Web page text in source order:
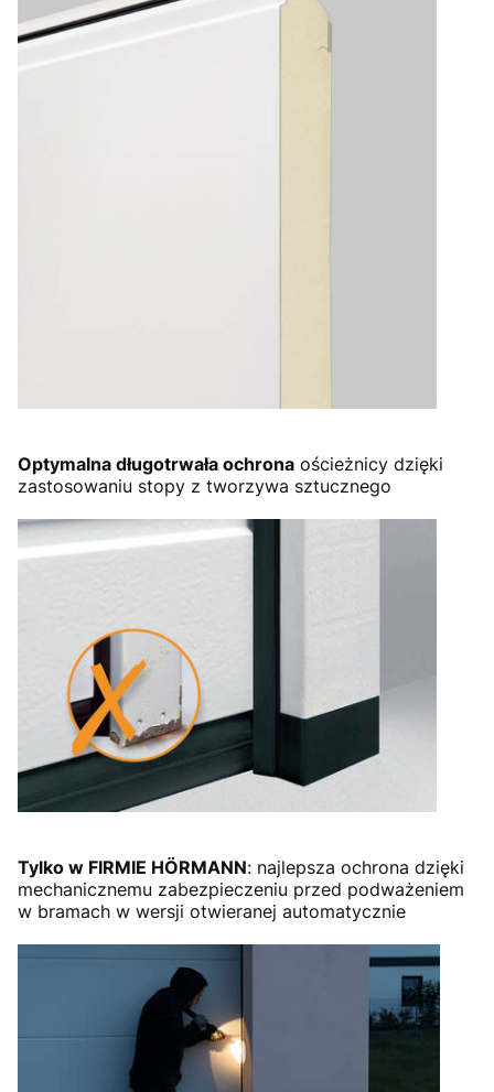
Optymalna długotrwała ochrona ościeżnicy dzięki
zastosowaniu stopy z tworzywa sztucznego
Tylko w FIRMIE HÖRMANN: najlepsza ochrona dzięki
mechanicznemu zabezpieczeniu przed podważeniem
w bramach w wersji otwieranej automatycznie